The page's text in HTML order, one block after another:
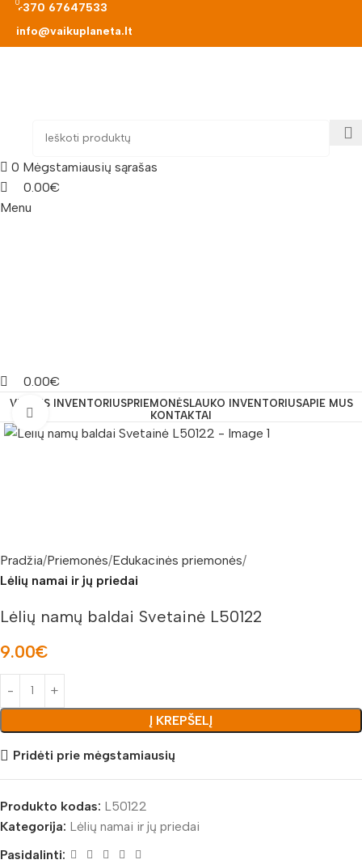
+370 67647533
info@vaikuplaneta.lt
0 Mėgstamiausių sąrašas
0
0.00€
Menu
0
0.00€
VIDAUS INVENTORIUSPRIEMONĖSLAUKO INVENTORIUSAPIE MUS
KONTAKTAI
Padidinti nuotrauką
Pradžia Priemonės Edukacinės priemonės
Lėlių namai ir jų priedai
Lėlių namų baldai Svetainė L50122
9.00€
Į KREPŠELĮ
Pridėti prie mėgstamiausių
Produkto kodas: L50122
Kategorija: Lėlių namai ir jų priedai
Pasidalinti: